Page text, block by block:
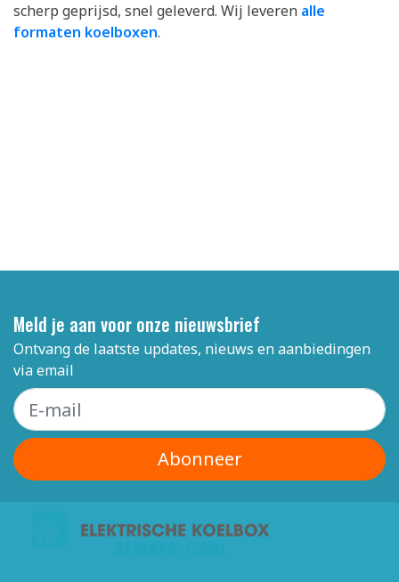
scherp geprijsd, snel geleverd. Wij leveren alle
formaten koelboxen.
Meld je aan voor onze nieuwsbrief
Ontvang de laatste updates, nieuws en aanbiedingen
via email
Abonneer